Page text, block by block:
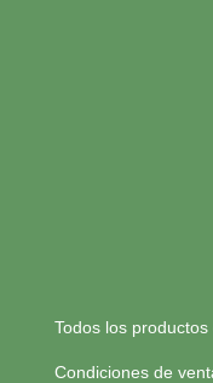
Todos los
Condiciones de